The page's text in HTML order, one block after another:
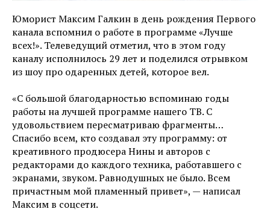
Юморист Максим Галкин в день рождения Первого
канала вспомнил о работе в программе «Лучше
всех!». Телеведущий отметил, что в этом году
каналу исполнилось 29 лет и поделился отрывком
из шоу про одаренных детей, которое вел.
«С большой благодарностью вспоминаю годы
работы на лучшей программе нашего ТВ. С
удовольствием пересматриваю фрагменты…
Спасибо всем, кто создавал эту программу: от
креативного продюсера Нины и авторов с
редакторами до каждого техника, работавшего с
экранами, звуком. Равнодушных не было. Всем
причастным мой пламенный привет», — написал
Максим в соцсети.